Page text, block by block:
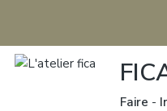
Faire -